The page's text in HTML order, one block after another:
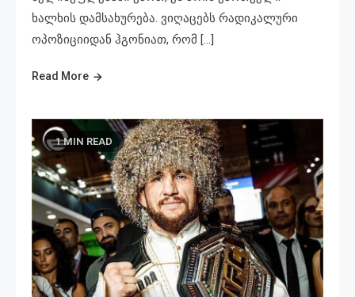
ხალხის დამსახურება. ვიღაცებს რადიკალური
ოპოზიციიდან ჰგონიათ, რომ […]
Read More
1 MIN READ